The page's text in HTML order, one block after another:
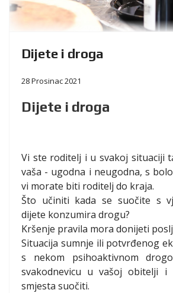
Dijete i droga
28 Prosinac 2021
Dijete i droga
Vi ste roditelj i u svakoj situaciji
vaša - ugodna i neugodna, s
vi morate biti roditelj do kraja.
Što učiniti kada se suočite s
dijete konzumira drogu?
Kršenje pravila mora donijeti
Situacija sumnje ili potvrđenog
s nekom psihoaktivnom
svakodnevicu u vašoj obitelji
smjesta suočiti.